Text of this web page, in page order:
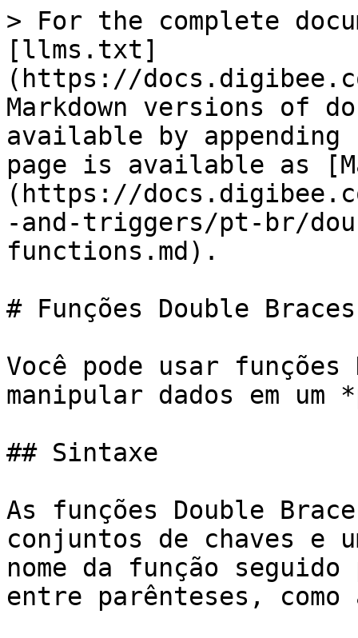
> For the complete
[llms.txt]
(https://
Markdown versions of
available by
page is available as
(https://
-and-triggers/pt-br/
functions.md).
# Funções Double Braces
Você pode usar funções
manipular dados em
## Sintaxe
As funções Double
conjuntos de chaves e
nome da função
entre parênteses, como